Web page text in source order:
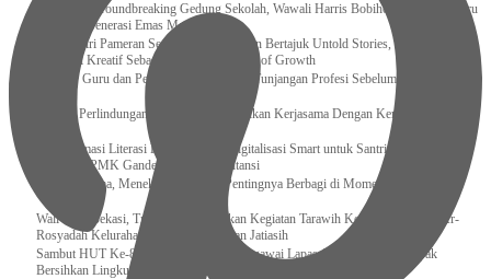
Resmikan Groundbreaking Gedung Sekolah, Wawali Harris Bobihoe : Tonggak Baru
Ciptakan Generasi Emas Masa Depan
Menghadiri Pameran Seni Meiro Collection Bertajuk Untold Stories, Irene Umar :
Ekonomi Kreatif Sebagai The New Engine of Growth
120.067 Guru dan Pengawas PAI Terima Tunjangan Profesi Sebelum Lebaran
Perkuat Perlindungan KI Kemenkum Sahkan Kerjasama Dengan Kemenbud
Transformasi Literasi Keuangan dan Digitalisasi Smart untuk Santri Produktif
Kemenko PMK Gandeng Beberapa Intansi
Peduli Sesama, Menekraf Tekankan Pentingnya Berbagi di Momen Ramadan
Wali Kota Bekasi, Tri Adhianto Lakukan Kegiatan Tarawih Keliling di Masjid Ar-
Rosyadah Kelurahan Jatirasa Kecamatan Jatiasih
Sambut HUT Ke-81 Kemerdekaan RI, Pegawai Lapas Gunungsitoli Kompak
Bersihkan Lingkungan Kantor